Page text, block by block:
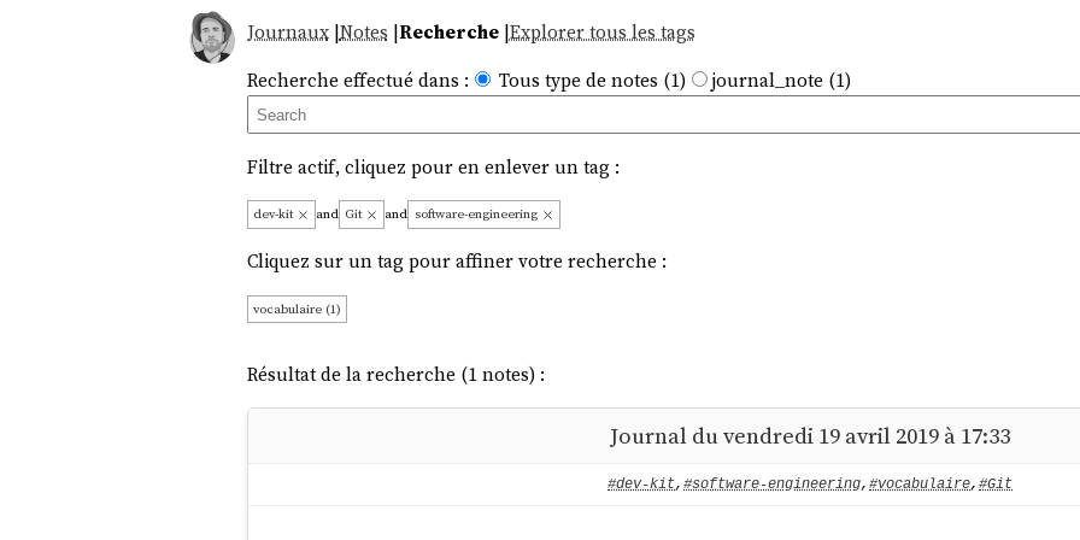
Journaux|Notes |Recherche|Explorer tous les tags
Recherche effectué dans :
Tous type de notes (1) journal_note (1)
Filtre actif, cliquez pour en enlever un tag :
dev-kit and Git and software-engineering
Cliquez sur un tag pour affiner votre recherche :
vocabulaire (1)
Résultat de la recherche (1 notes) :
Journal du vendredi 19 avril 2019 à 17:33
#dev-kit, #software-engineering, #vocabulaire, #Git